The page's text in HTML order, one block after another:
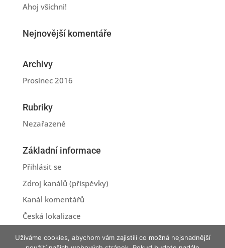
Ahoj všichni!
Nejnovější komentáře
Archivy
Prosinec 2016
Rubriky
Nezařazené
Základní informace
Přihlásit se
Zdroj kanálů (příspěvky)
Kanál komentářů
Česká lokalizace
Užíváme cookies, abychom vám zajistili co možná nejsnadnější